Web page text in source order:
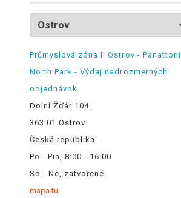
Průmyslová zóna II Ostrov - Panattoni
North Park - Výdaj nadrozmerných
objednávok
Dolní Žďár 104
363 01 Ostrov
Česká republika
Po - Pia, 8:00 - 16:00
So - Ne, zatvorené
mapa tu